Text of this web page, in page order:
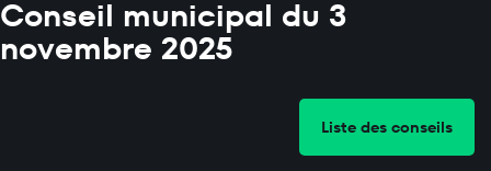
Conseil municipal du 3
novembre 2025
Liste des conseils